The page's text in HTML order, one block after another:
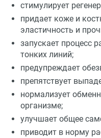
стимулирует
придает коже и
эластичность и
запускает процесс
тонких линий;
предупреждает
препятствует
нормализует
организме;
улучшает общее
приводит в норму